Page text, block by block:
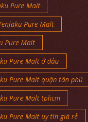
Pure Malt
Pure Malt
Pure Malt
Pure Malt ở đâu
Pure Malt quận tân phú
Pure Malt tphcm
Pure Malt uy tín giá rẻ